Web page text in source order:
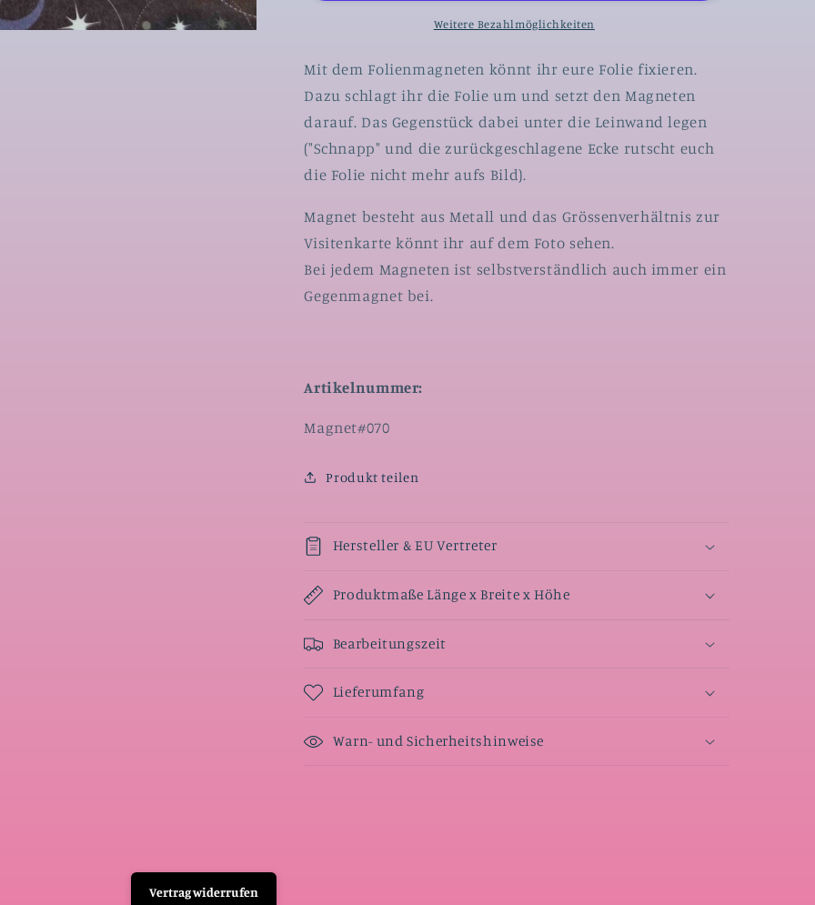
Weitere Bezahlmöglichkeiten
Mit dem Folienmagneten könnt ihr eure Folie fixieren.
Dazu schlagt ihr die Folie um und setzt den Magneten
darauf. Das Gegenstück dabei unter die Leinwand legen
("Schnapp" und die zurückgeschlagene Ecke rutscht euch
die Folie nicht mehr aufs Bild).
Magnet besteht aus Metall und das Grössenverhältnis zur
Visitenkarte könnt ihr auf dem Foto sehen.
Bei jedem Magneten ist selbstverständlich auch immer ein
Gegenmagnet bei.
Artikelnummer:
SKU:
Magnet#070
Produkt teilen
Hersteller & EU Vertreter
Produktmaße Länge x Breite x Höhe
Bearbeitungszeit
Lieferumfang
Warn- und Sicherheitshinweise
Vertrag widerrufen